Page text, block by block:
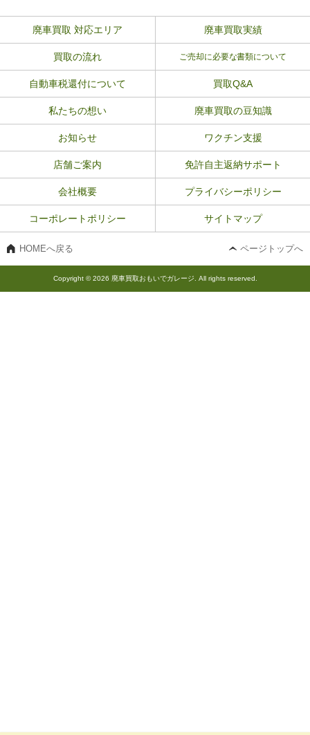
廃車買取 対応エリア 廃車買取実績
買取の流れ ご売却に必要な書類について
自動車税還付について 買取Q&A
私たちの想い 廃車買取の豆知識
お知らせ ワクチン支援
店舗ご案内 免許自主返納サポート
会社概要 プライバシーポリシー
コーポレートポリシー サイトマップ
HOMEへ戻る ページトップへ
Copyright © 2026 廃車買取おもいでガレージ. All rights reserved.